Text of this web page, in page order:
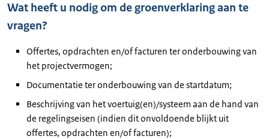
Wat heeft u nodig om de groenverklaring aan te
vragen?
Offertes, opdrachten en/of facturen ter onderbouwing van
het projectvermogen;
Documentatie ter onderbouwing van de startdatum;
Beschrijving van het voertuig(en)/systeem aan de hand van
de regelingseisen (indien dit onvoldoende blijkt uit
offertes, opdrachten en/of facturen);